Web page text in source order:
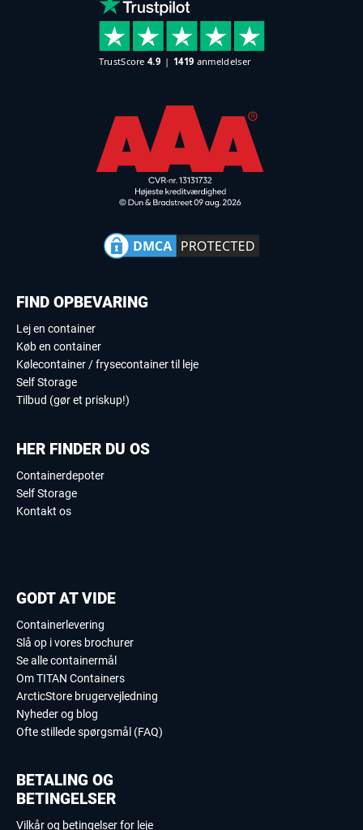
FIND OPBEVARING
Lej en container
Køb en container
Kølecontainer / frysecontainer til leje
Self Storage
Tilbud (gør et priskup!)
HER FINDER DU OS
Containerdepoter
Self Storage
Kontakt os
GODT AT VIDE
Containerlevering
Slå op i vores brochurer
Se alle containermål
Om TITAN Containers
ArcticStore brugervejledning
Nyheder og blog
Ofte stillede spørgsmål (FAQ)
BETALING OG
BETINGELSER
Vilkår og betingelser for leje